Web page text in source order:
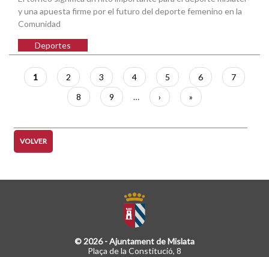
y una apuesta firme por el futuro del deporte femenino en la
Comunidad
Deportes
Paginación
Página
actual
1 Página
2 Página
3 Página
4 Página
5 Página
6 Página
7
Página
8 Página
9 …
Siguiente
página
›
Última
página
»
VOLVER
© 2026 - Ajuntament de Mislata
Plaça de la Constitució, 8